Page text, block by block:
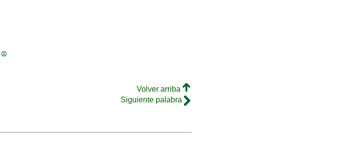
Volver arriba
Siguiente palabra